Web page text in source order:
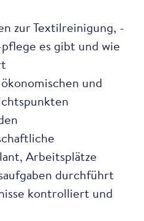
zur Textilreinigung, -
es gibt und wie
und
Arbeitsplätze
durchführt
kontrolliert und